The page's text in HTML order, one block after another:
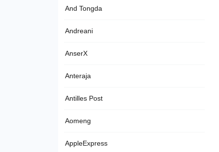
And Tongda
Andreani
AnserX
Anteraja
Antilles Post
Aomeng
AppleExpress